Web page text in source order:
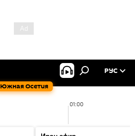
Южная Осетия
РУС
01:00